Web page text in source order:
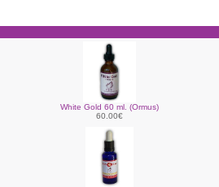
White Gold 60 ml. (Ormus)
60.00€